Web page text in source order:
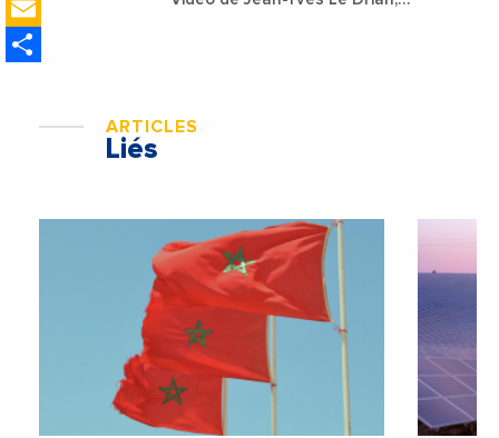
ARTICLES
Liés